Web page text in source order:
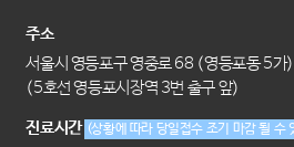
주소
서울시 영등포구 영중로 68 (영등포동 5가
(5호선 영등포시장역 3번 출구 앞)
진료시간 (상황에 따라 당일접수 조기 마감 될 수